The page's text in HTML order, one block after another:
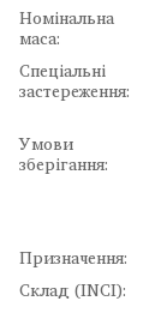
Номінальна
маса:
Спеціальні
застереження:
Умови
зберігання:
Призначення:
Склад (INCI):